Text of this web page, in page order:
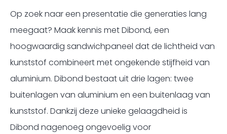
Op zoek naar een presentatie die generaties lang
meegaat? Maak kennis met Dibond, een
hoogwaardig sandwichpaneel dat de lichtheid van
kunststof combineert met ongekende stijfheid van
aluminium. Dibond bestaat uit drie lagen: twee
buitenlagen van aluminium en een buitenlaag van
kunststof. Dankzij deze unieke gelaagdheid is
Dibond nagenoeg ongevoelig voor